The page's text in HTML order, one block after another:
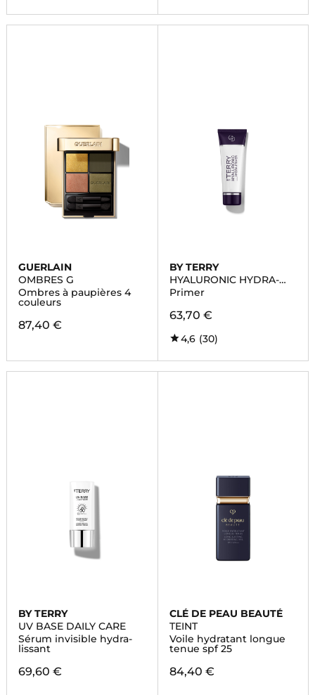
GUERLAIN
OMBRES G
Ombres à paupières 4
couleurs
87,40 €
BY TERRY
HYALURONIC HYDRA-
PRIMER
Primer
63,70 €
4,6 (30)
BY TERRY
UV BASE DAILY CARE
Sérum invisible hydra-
lissant
69,60 €
CLÉ DE PEAU BEAUTÉ
TEINT
Voile hydratant longue
tenue spf 25
84,40 €